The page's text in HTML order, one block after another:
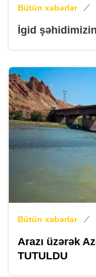
Bütün xəbərlər
İgid
Bütün xəbərlər
Arazı üzərək
TUTULDU